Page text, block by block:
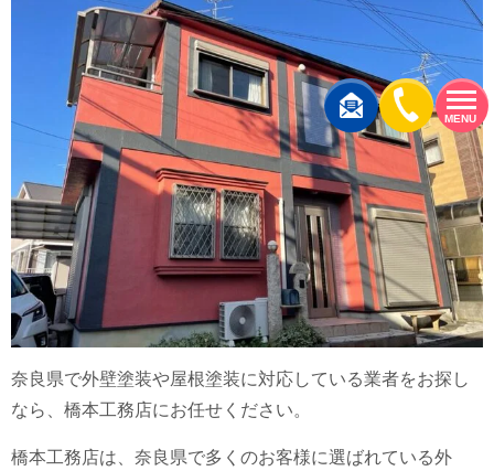
MENU
奈良県で外壁塗装や屋根塗装に対応している業者をお探し
なら、橋本工務店にお任せください。
橋本工務店は、奈良県で多くのお客様に選ばれている外